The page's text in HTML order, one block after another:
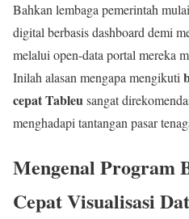
Bahkan lembaga pemerintah
digital berbasis dashboard demi
melalui open-data portal mereka
Inilah alasan mengapa mengikuti
cepat Tableusangat
menghadapi tantangan pasar
Mengenal Program
Cepat Visualisasi